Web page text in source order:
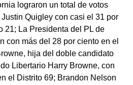
lograron un total de votos
Quigley con casi el 31 por
21; La Presidenta del PL de
con más del 28 por ciento en el
hija del doble candidato
Libertario Harry Browne, con
el Distrito 69; Brandon Nelson